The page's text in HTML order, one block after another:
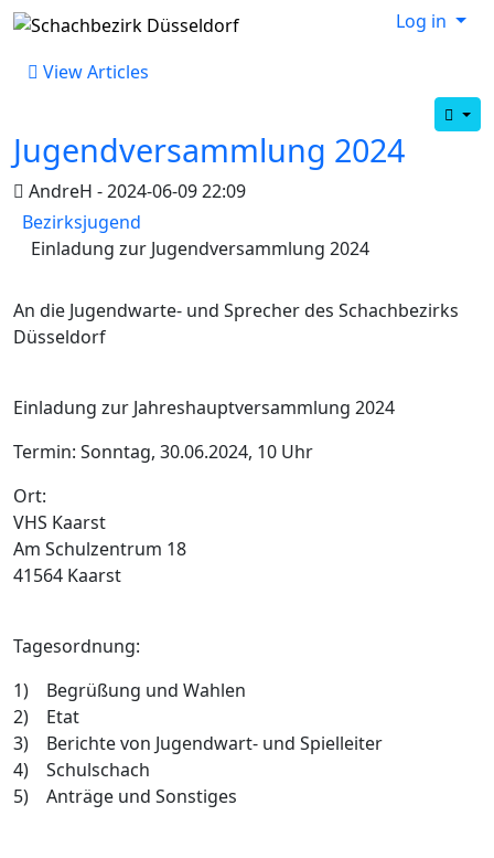
Log in
View Articles
Jugendversammlung 2024
AndreH - 2024-06-09 22:09
Bezirksjugend
Einladung zur Jugendversammlung 2024
An die Jugendwarte- und Sprecher des Schachbezirks
Düsseldorf
Einladung zur Jahreshauptversammlung 2024
Termin: Sonntag, 30.06.2024, 10 Uhr
Ort:
VHS Kaarst
Am Schulzentrum 18
41564 Kaarst
Tagesordnung:
1) Begrüßung und Wahlen
2) Etat
3) Berichte von Jugendwart- und Spielleiter
4) Schulschach
5) Anträge und Sonstiges